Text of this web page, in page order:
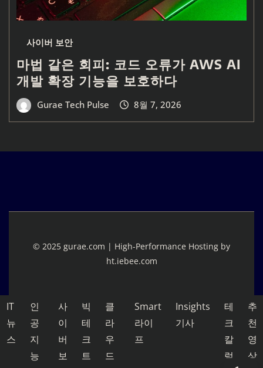
사이버 보안
마법 같은 회피: 코드 오류가 AWS AI
개발 확장 기능을 보호하다
Gurae Tech Pulse 8월 7, 2026
© 2025 gurae.com | High-Performance Hosting by
ht.iebee.com
IT
뉴
스
인
공
지
능
사
이
버
보
빅
테
크
트
클
라
우
드
Smart
라이
프
Insights
기사
테
크
칼
럼
추
천
영
상